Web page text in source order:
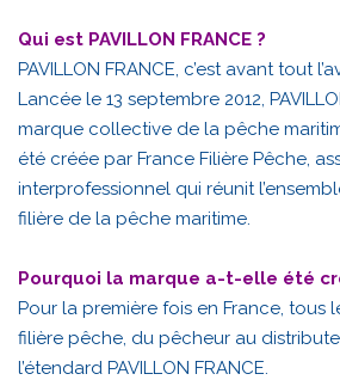
Qui est PAVILLON FRANCE ?
PAVILLON FRANCE, c’est avant tout
Lancée le 13 septembre 2012,
marque collective de la pêche
été créée par France Filière Pêche,
interprofessionnel qui réunit
filière de la pêche maritime.
Pourquoi la marque a-t-elle été
Pour la première fois en France, tous
filière pêche, du pêcheur au
l’étendard PAVILLON FRANCE.